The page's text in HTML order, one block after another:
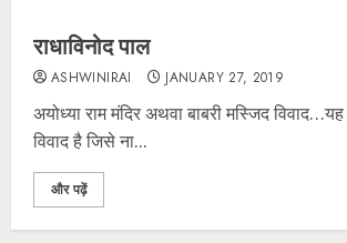
राधाविनोद पाल
ASHWINIRAI JANUARY 27, 2019
अयोध्या राम मंदिर अथवा बाबरी मस्जिद
विवाद है जिसे ना...
और पढ़ें